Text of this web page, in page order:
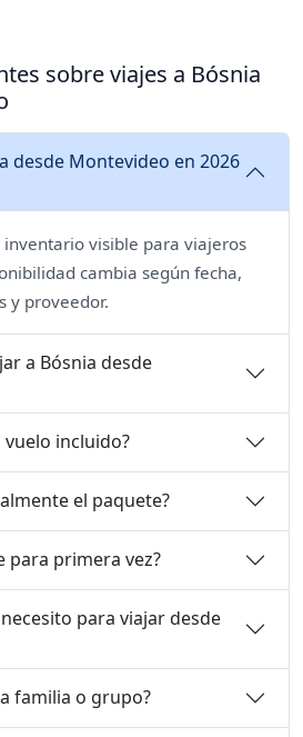
sobre viajes a Bósnia
desde Montevideo en 2026
inventario visible para viajeros
cambia según fecha,
y proveedor.
a Bósnia desde
vuelo incluido?
el paquete?
para primera vez?
para viajar desde
familia o grupo?